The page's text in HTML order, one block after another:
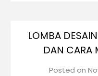
LOMBA
DAN CARA
Posted on